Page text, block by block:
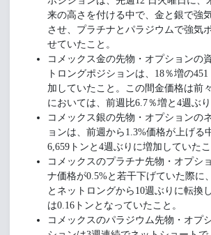
来の高さを付ける中で、金と銀で強
させ、プラチナとパラジウムで強気
せていたこと。
コメックス金の先物・オプションの
トロングポジションは、18％増の
加していたこと。この間金価格は前
においては、前週比6.7％増と4週ぶり
コメックス銀の先物・オプションの
ョンは、前週から1.3%価格が上げる
6,659トンと4週ぶりに増加していたこ
コメックスのプラチナ先物・オプシ
ナ価格が0.5%と若干下げていた際に
とネットロングから10週ぶりに転換
は0.16トンとなっていたこと。
コメックスのパラジウム先物・オプ